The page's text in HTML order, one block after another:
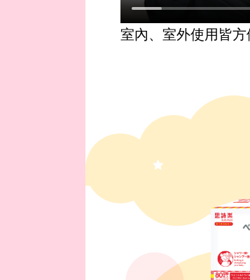
室內、室外使用皆方